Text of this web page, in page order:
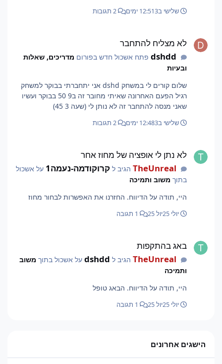
שלישי ב12:513 ימים
לא מצליח להתחבר
dshddפתח אשכול חדש בפורום מדריכים, שאלות
ובעיות
שלום קורים לי במשחק dshd אני יתחברתי בבוקר למשחק
רגיל הפעם האחרונה שאיתי מחובר זה ב9 50 בבוקר ועשיו
שאני מנסה להתחבר זה לא נותן לי (שעה 3 45)
שלישי ב12:483 ימים
לא נתן לי אופציה של מחוז אחר
TheUnrealהגיב ל קרוקודמה-נעמה1
על אשכול
בתוך משוב ותמיכה
היי, תודה על הדיווח. החזרנו את האפשרות לבחור מחוז
יולי 25 יול 25
באג בהתקפות
TheUnrealהגיב ל dshddעל אשכול בתוך משוב
ותמיכה
היי, תודה על הדיווח. הבאג טופל
יולי 25 יול 25
הישגים אחרונים